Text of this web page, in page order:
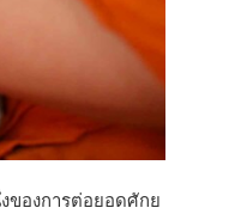
ของการต่อยอดศักย